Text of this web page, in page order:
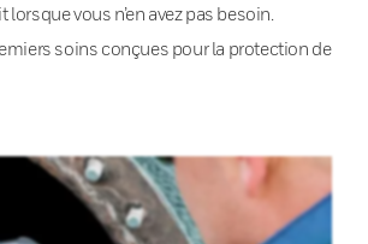
lorsque vous n’en avez pas besoin.
soins conçues pour la protection de